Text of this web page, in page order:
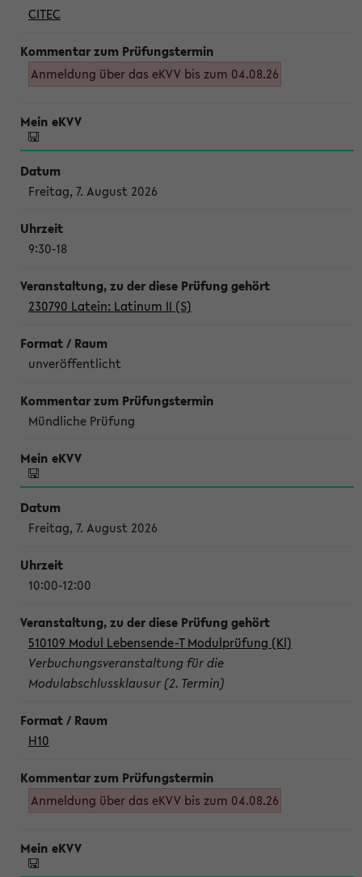
CITEC
Anmeldung über das eKVV bis zum 04.08.26
Freitag, 7. August 2026
9:30-18
230790 Latein: Latinum II (S)
unveröffentlicht
Mündliche Prüfung
Freitag, 7. August 2026
10:00-12:00
510109 Modul Lebensende-T Modulprüfung (Kl)
Verbuchungsveranstaltung für die
Modulabschlussklausur (2. Termin)
H10
Anmeldung über das eKVV bis zum 04.08.26